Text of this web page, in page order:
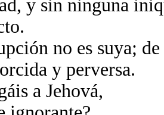
y sin ninguna
no es suya;
y perversa.
a Jehová,